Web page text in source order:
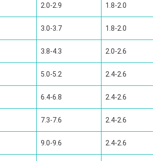
2.0-2.9 1.8-2.0
3.0-3.7 1.8-2.0
3.8-4.3 2.0-2.6
5.0-5.2 2.4-2.6
6.4-6.8 2.4-2.6
7.3-7.6 2.4-2.6
9.0-9.6 2.4-2.6